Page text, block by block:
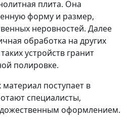
плита. Она
форму и размер,
неровностей. Далее
обработка на других
устройств гранит
полировке.
поступает в
специалисты,
оформлением.